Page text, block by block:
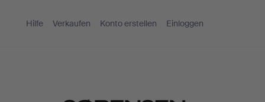
Hilfe Verkaufen Konto erstellen Einloggen